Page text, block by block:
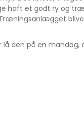
haft et godt ry og
den på en